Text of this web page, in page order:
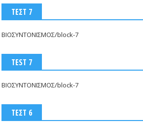
ΤΕΣΤ 7
ΒΙΟΣΥΝΤΟΝΙΣΜΟΣ/block-7
TEST 7
ΒΙΟΣΥΝΤΟΝΙΣΜΟΣ/block-7
ΤΕΣΤ 6